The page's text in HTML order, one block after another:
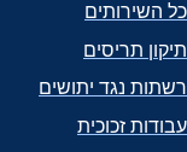
כל השירותים
תיקון תריסים
רשתות נגד יתושים
עבודות זכוכית